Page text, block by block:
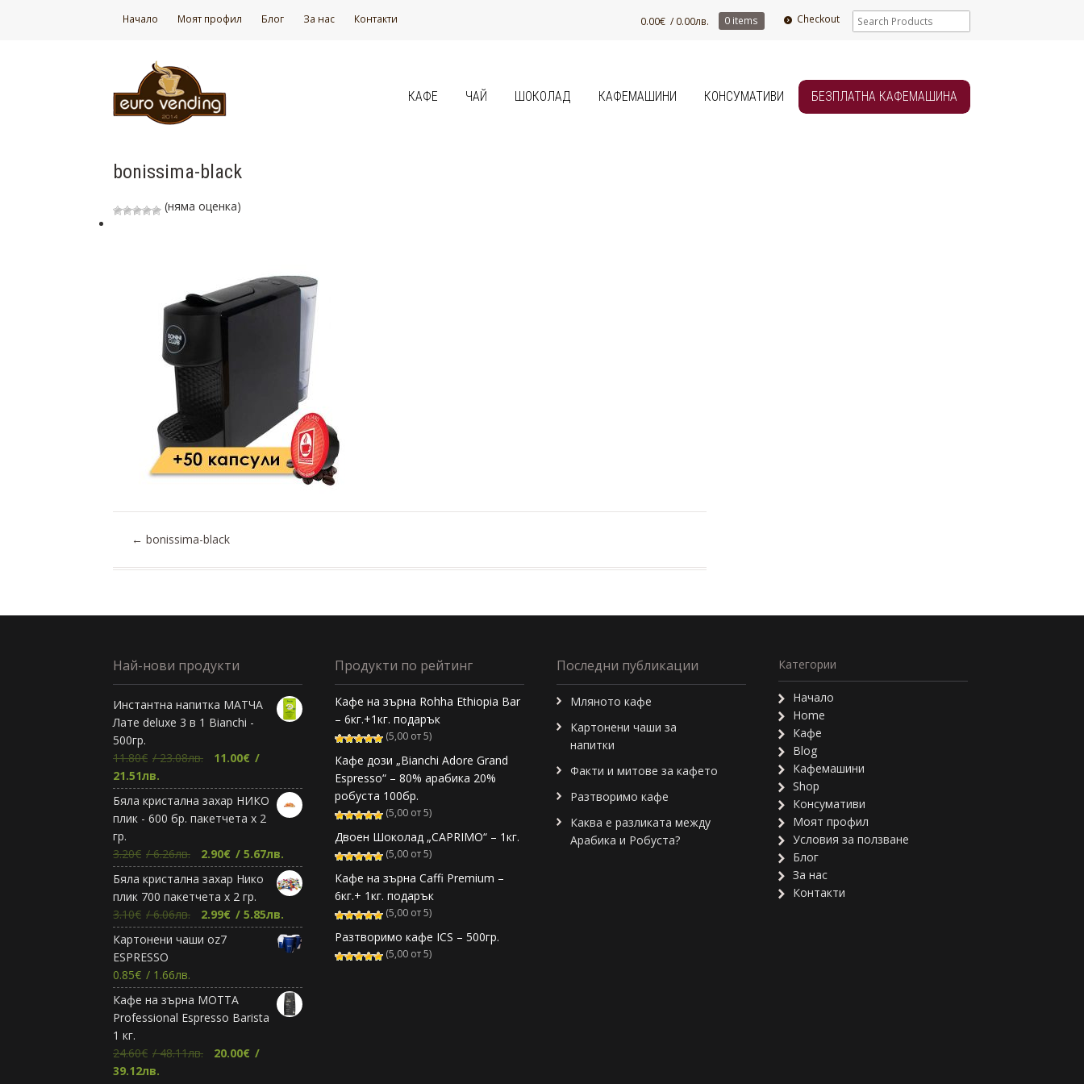
Начало Моят профил Блог За нас Контакти 0.00€ / 0.00лв. 0 items Checkout
КАФЕ ЧАЙ ШОКОЛАД КАФЕМАШИНИ КОНСУМАТИВИ БЕЗПЛАТНА КАФЕМАШИНА
bonissima-black
(няма оценка)
← bonissima-black
Най-нови продукти
Инстантна напитка МАТЧА
Лате deluxe 3 в 1 Bianchi -
500гр.
11.80€ / 23.08лв.
Original
was:
11.80€.
11.00€ /
21.51лв.
цена
е:
11.00€.
Бяла кристална захар НИКО
плик - 600 бр. пакетчета х 2
гр.
3.20€ / 6.26лв.
Original
price
was:
3.20€.
2.90€ / 5.67лв.Текущата
цена
е:
Бяла кристална захар Нико
плик 700 пакетчета х 2 гр.
3.10€ / 6.06лв.
Original
price
was:
2.99€ / 5.85лв.Текущата
цена
е:
Картонени чаши oz7
ESPRESSO
0.85€ / 1.66лв.
Кафе на зърна МОТТА
Professional Espresso Barista
1 кг.
24.60€ / 48.11лв.
Original
20.00€ /
39.12лв.
Продукти по рейтинг
Кафе на зърна Rohha Ethiopia Bar
– 6кг.+1кг. подарък
(5,00 от 5)
Кафе дози „Bianchi Adore Grand
Espresso“ – 80% арабика 20%
робуста 100бр.
(5,00 от 5)
Двоен Шоколад „CAPRIMO“ – 1кг.
(5,00 от 5)
Кафе на зърна Caffi Premium –
6кг.+ 1кг. подарък
(5,00 от 5)
Разтворимо кафе ICS – 500гр.
(5,00 от 5)
Последни публикации
Мляното кафе
Картонени чаши за
напитки
Факти и митове за кафето
Разтворимо кафе
Каква е разликата между
Арабика и Робуста?
Категории
Начало
Home
Кафе
Blog
Кафемашини
Shop
Консумативи
Моят профил
Условия за ползване
Блог
За нас
Контакти